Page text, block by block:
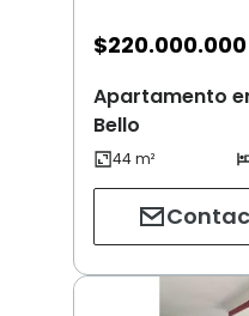
$220.000.000
Apartamento
Bello